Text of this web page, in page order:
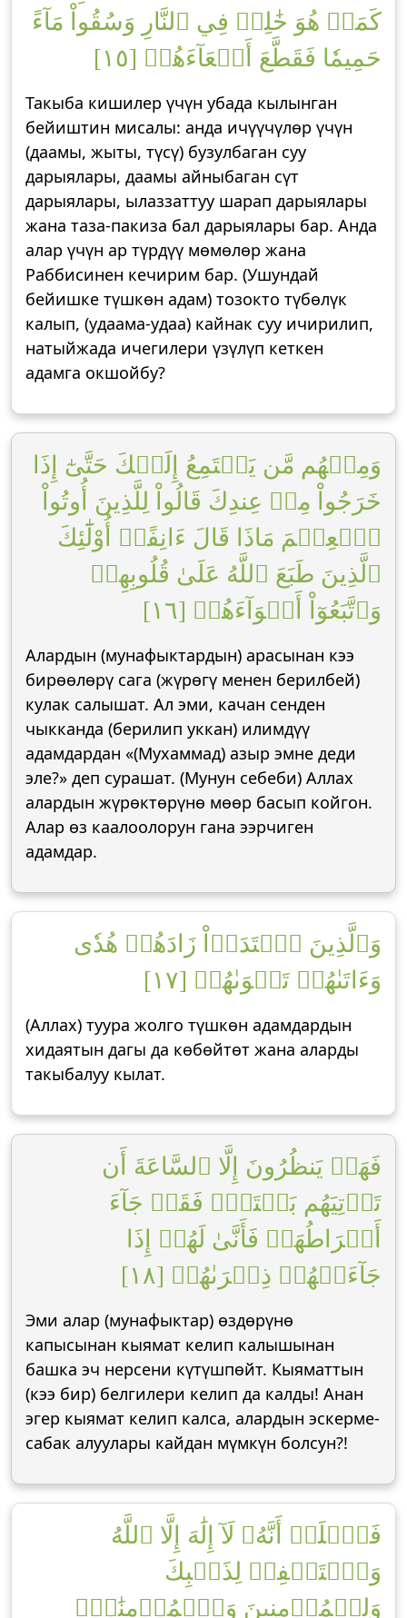
كَمَنۡ هُوَ خَٰلِدٞ فِي ٱلنَّارِ وَسُقُواْ مَآءً
حَمِيمٗا فَقَطَّعَ أَمۡعَآءَهُمۡ [١٥]
Такыба кишилер үчүн убада кылынган
бейиштин мисалы: анда ичүүчүлөр үчүн
(даамы, жыты, түсү) бузулбаган суу
дарыялары, даамы айныбаган сүт
дарыялары, ылаззаттуу шарап дарыялары
жана таза-пакиза бал дарыялары бар. Анда
алар үчүн ар түрдүү мөмөлөр жана
Раббисинен кечирим бар. (Ушундай
бейишке түшкөн адам) тозокто түбөлүк
калып, (удаама-удаа) кайнак суу ичирилип,
натыйжада ичегилери үзүлүп кеткен
адамга окшойбу?
وَمِنۡهُم مَّن يَسۡتَمِعُ إِلَيۡكَ حَتَّىٰٓ إِذَا
خَرَجُواْ مِنۡ عِندِكَ قَالُواْ لِلَّذِينَ أُوتُواْ
ٱلۡعِلۡمَ مَاذَا قَالَ ءَانِفًاۚ أُوْلَٰٓئِكَ
ٱلَّذِينَ طَبَعَ ٱللَّهُ عَلَىٰ قُلُوبِهِمۡ
وَٱتَّبَعُوٓاْ أَهۡوَآءَهُمۡ [١٦]
Алардын (мунафыктардын) арасынан кээ
бирөөлөрү сага (жүрөгү менен берилбей)
кулак салышат. Ал эми, качан сенден
чыкканда (берилип уккан) илимдүү
адамдардан «(Мухаммад) азыр эмне деди
эле?» деп сурашат. (Мунун себеби) Аллах
алардын жүрөктөрүнө мөөр басып койгон.
Алар өз каалоолорун гана ээрчиген
адамдар.
وَٱلَّذِينَ ٱهۡتَدَوۡاْ زَادَهُمۡ هُدٗى
وَءَاتَىٰهُمۡ تَقۡوَىٰهُمۡ [١٧]
(Аллах) туура жолго түшкөн адамдардын
хидаятын дагы да көбөйтөт жана аларды
такыбалуу кылат.
فَهَلۡ يَنظُرُونَ إِلَّا ٱلسَّاعَةَ أَن
تَأۡتِيَهُم بَغۡتَةٗۖ فَقَدۡ جَآءَ
أَشۡرَاطُهَاۚ فَأَنَّىٰ لَهُمۡ إِذَا
جَآءَتۡهُمۡ ذِكۡرَىٰهُمۡ [١٨]
Эми алар (мунафыктар) өздөрүнө
капысынан кыямат келип калышынан
башка эч нерсени күтүшпөйт. Кыяматтын
(кээ бир) белгилери келип да калды! Анан
эгер кыямат келип калса, алардын эскерме-
сабак алуулары кайдан мүмкүн болсун?!
فَٱعۡلَمۡ أَنَّهُۥ لَآ إِلَٰهَ إِلَّا ٱللَّهُ
وَٱسۡتَغۡفِرۡ لِذَنۢبِكَ
وَلِلۡمُؤۡمِنِينَ وَٱلۡمُؤۡمِنَٰتِۗ